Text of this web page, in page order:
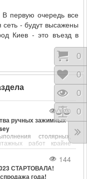
В первую очередь все
сеть - будут высажены
Киев - это въезд в
100
ручных зажимных
столярных,
работ крайне
надёжное и точное
Ручные зажимные
как струбцины,
помощниками для
144
СТАРТОВАЛА!
года!
0
0
0
0